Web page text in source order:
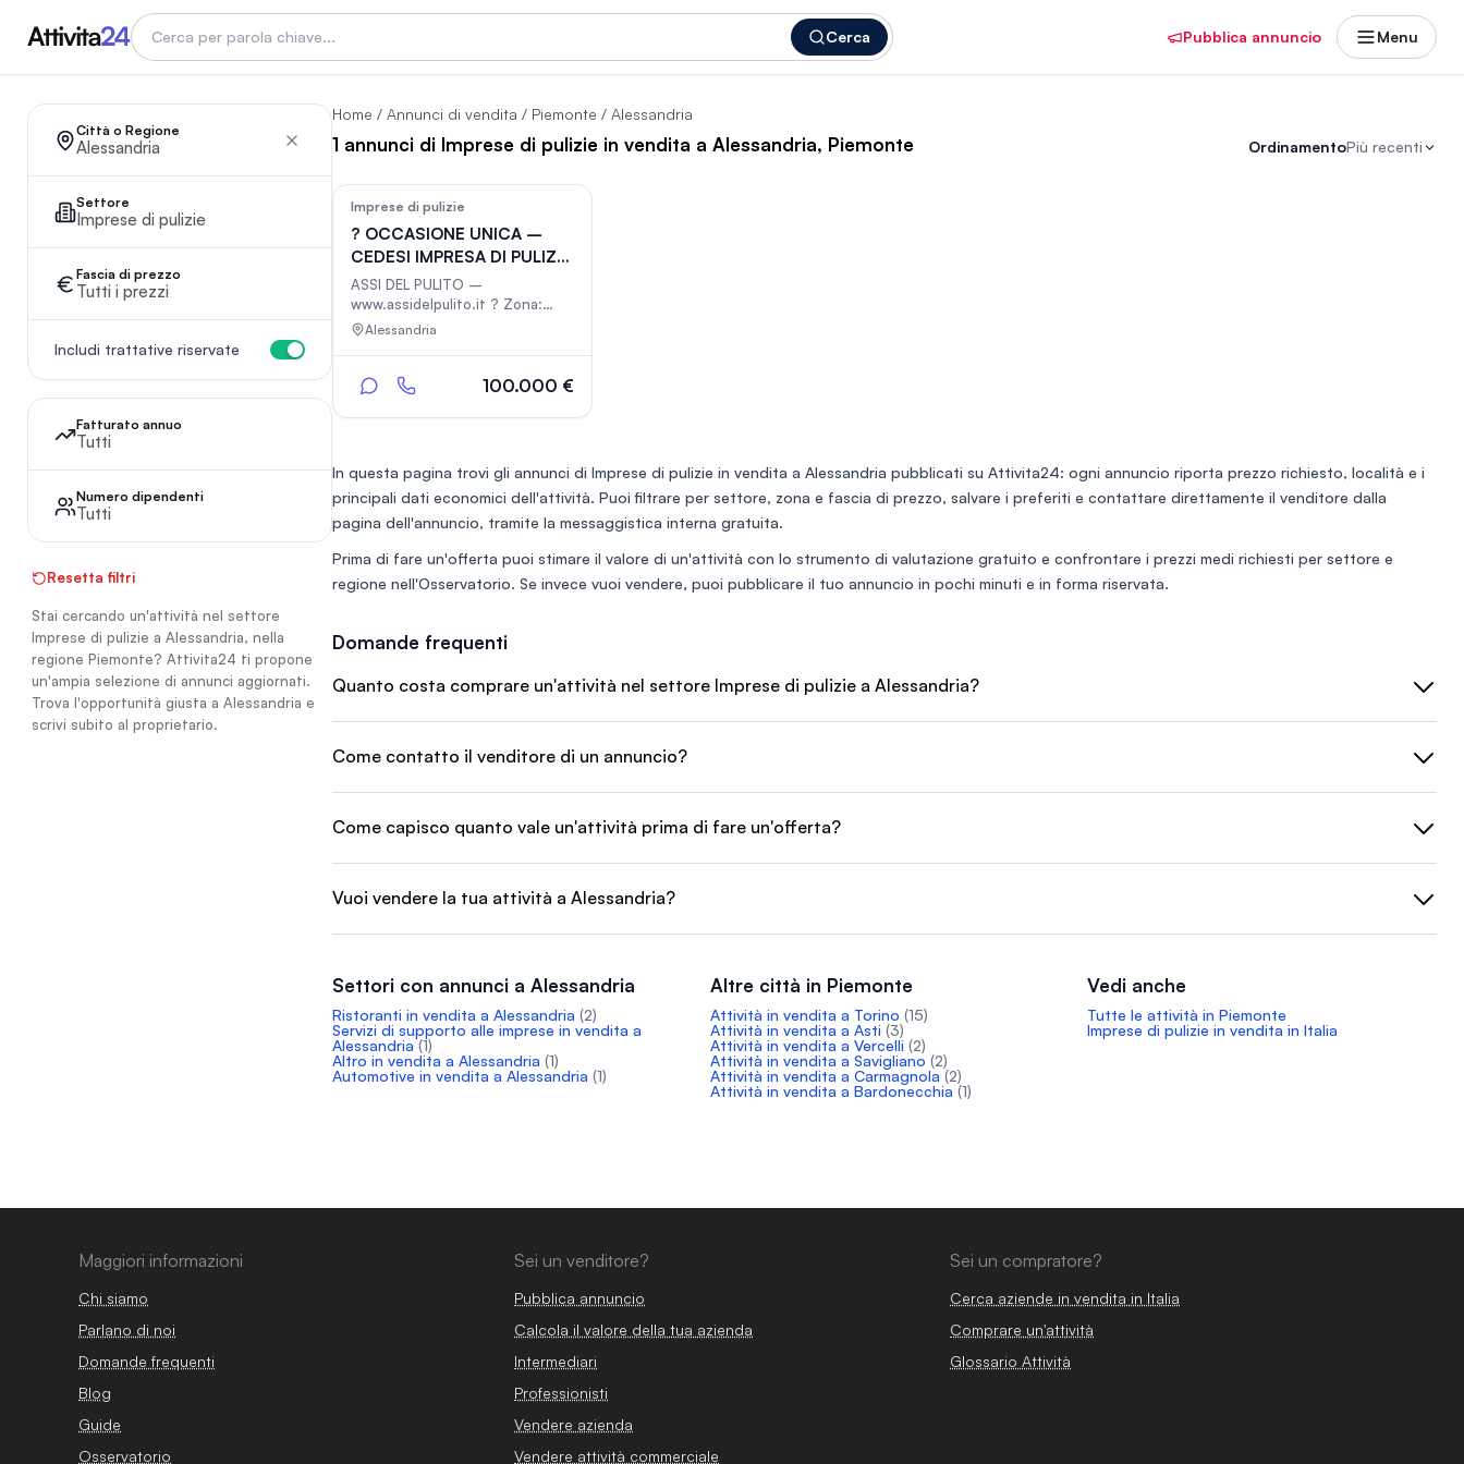
Cerca Pubblica annuncio Menu
Città o Regione
Alessandria
Settore
Imprese di pulizie
Fascia di prezzo
Tutti i prezzi
Includi trattative riservate
Fatturato annuo
Tutti
Numero dipendenti
Tutti
Resetta filtri
Stai cercando un'attività nel settore
Imprese di pulizie a Alessandria, nella
regione Piemonte? Attivita24 ti propone
un'ampia selezione di annunci aggiornati.
Trova l'opportunità giusta a Alessandria e
scrivi subito al proprietario.
Home / Annunci di vendita / Piemonte / Alessandria
1 annunci di Imprese di pulizie in vendita a Alessandria, Piemonte OrdinamentoPiù recenti
Imprese di pulizie
? OCCASIONE UNICA –
CEDESI IMPRESA DI PULIZIE
AVVIATA CON BRAND
ASSI DEL PULITO –
www.assidelpulito.it ? Zona:
Provincia di Alessandria –
ovunque in Italia ? Un marchio
già pronto per crescere. ? In
in più zone ? Sito principale
professionale e perfettamente
funzionante ? Brand esclusivo e
online impeccabile (media
recensioni Google 4.9/5) ?
Clientela acquisita
Alessandria
100.000 €
In questa pagina trovi gli annunci di Imprese di pulizie in vendita a Alessandria pubblicati su Attivita24: ogni annuncio riporta prezzo richiesto, località e i
principali dati economici dell'attività. Puoi filtrare per settore, zona e fascia di prezzo, salvare i preferiti e contattare direttamente il venditore dalla
pagina dell'annuncio, tramite la messaggistica interna gratuita.
Prima di fare un'offerta puoi stimare il valore di un'attività con lo strumento di valutazione gratuito e confrontare i prezzi medi richiesti per settore e
regione nell'Osservatorio. Se invece vuoi vendere, puoi pubblicare il tuo annuncio in pochi minuti e in forma riservata.
Domande frequenti
Quanto costa comprare un'attività nel settore Imprese di pulizie a Alessandria?
Come contatto il venditore di un annuncio?
Come capisco quanto vale un'attività prima di fare un'offerta?
Vuoi vendere la tua attività a Alessandria?
Settori con annunci a Alessandria
Ristoranti in vendita a Alessandria (2)
Servizi di supporto alle imprese in vendita a
Alessandria(1)
Altro in vendita a Alessandria (1)
Automotive in vendita a Alessandria (1)
Altre città in Piemonte
Attività in vendita a Torino (15)
Attività in vendita a Asti (3)
Attività in vendita a Vercelli (2)
Attività in vendita a Savigliano (2)
Attività in vendita a Carmagnola (2)
Attività in vendita a Bardonecchia (1)
Vedi anche
Tutte le attività in Piemonte
Imprese di pulizie in vendita in Italia
Maggiori informazioni
Chi siamo
Parlano di noi
Domande frequenti
Blog
Guide
Osservatorio
Sei un venditore?
Pubblica annuncio
Calcola il valore della tua azienda
Intermediari
Professionisti
Vendere azienda
Vendere attività commerciale
Sei un compratore?
Cerca aziende in vendita in Italia
Comprare un'attività
Glossario Attività